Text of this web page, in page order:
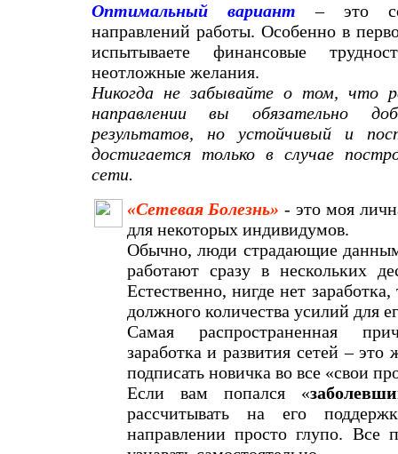
Оптимальный вариант – это
направлений работы. Особенно в
испытываете финансовые
неотложные желания.
Никогда не забывайте о том, что
направлении вы обязательно
результатов, но устойчивый и
достигается только в случае
сети.
«Сетевая Болезнь» - это моя
для некоторых индивидумов.
Обычно, люди страдающие
работают сразу в нескольких
Естественно, нигде нет
должного количества усилий для
Самая распространенная
заработка и развития сетей – это
подписать новичка во все «свои
Если вам попался «
рассчитывать на его
направлении просто глупо. Все